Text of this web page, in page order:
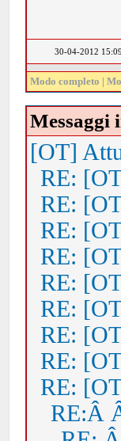
30-04-2012 15:09
Modo completo |
Messaggi
[OT]
RE:
RE:
RE:
RE:
RE:
RE:
RE:
RE:
RE:
RE:Â